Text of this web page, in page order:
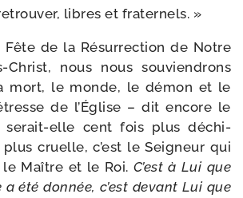
libres et fraternels. »
Fête de la Résurrection de Notre
​Christ, nous nous sou­vien­drons
mort, le monde, le démon et le
de l’Église – dit encore le
serait-​elle cent fois plus déchi­
cruelle, c’est le Seigneur qui
Maître et le Roi. C’est à Lui que
été don­née, c’est devant Lui que